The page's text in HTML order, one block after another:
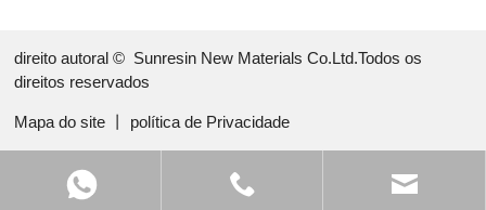
direito autoral © Sunresin New Materials Co.Ltd.Todos os
direitos reservados
Mapa do site política de Privacidade